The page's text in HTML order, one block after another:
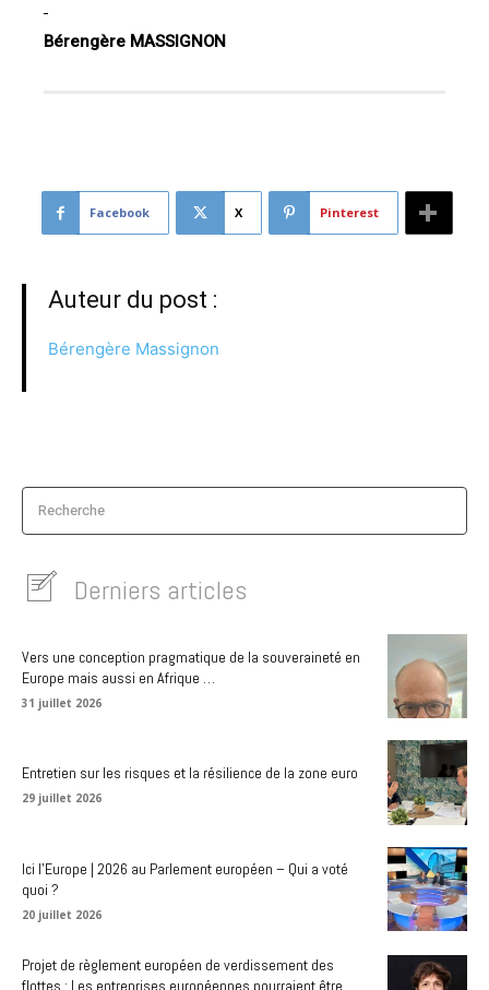
Bérengère MASSIGNON
Facebook X Pinterest
Auteur du post :
Bérengère Massignon
Recherche
Derniers articles
Vers une conception pragmatique de la souveraineté en
Europe mais aussi en Afrique …
31 juillet 2026
Entretien sur les risques et la résilience de la zone euro
29 juillet 2026
Ici l’Europe | 2026 au Parlement européen – Qui a voté
quoi ?
20 juillet 2026
Projet de règlement européen de verdissement des
flottes : Les entreprises européennes pourraient être